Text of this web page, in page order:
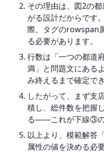
その理由は、図2の
がる設計だからです
際、タグのrowspan
る必要があります。
行数は「一つの都道
満」と問題文にある
み終えるまで確定で
したがって、まず支
積し、総件数を把握
る――これが下線③の
以上より、模範解答
属性の値を決める必